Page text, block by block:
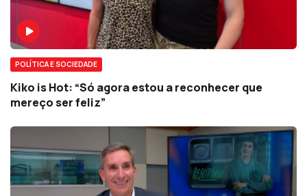
POLÍTICA E SOCIEDADE
Kiko is Hot: “Só agora estou a reconhecer que
mereço ser feliz”